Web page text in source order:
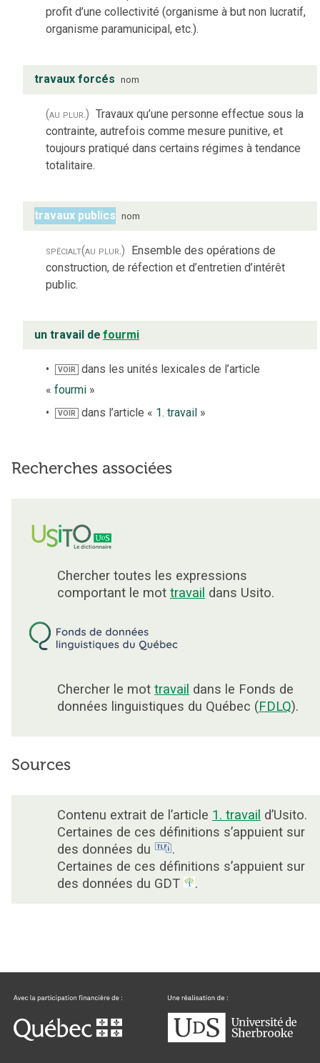
profit d’une collectivité (organisme à but non lucratif,
organisme paramunicipal, etc.).
travaux forcés nom
(au plur.) Travaux qu’une personne effectue sous la
contrainte, autrefois comme mesure punitive, et
toujours pratiqué dans certains régimes à tendance
totalitaire.
travaux publics nom
spécialt(au plur.)
Ensemble des opérations de
construction, de réfection et d’entretien d’intérêt
public.
un travail de fourmi
VOIR
dans les unités lexicales de l’article
« fourmi »
VOIR dans l’article « 1. travail »
Recherches associées
Chercher toutes les expressions
comportant le mot travail dans Usito.
Chercher le mot travail dans le Fonds de
données linguistiques du Québec (FDLQ).
Sources
Contenu extrait de l’article 1. travail d’Usito.
Certaines de ces définitions s’appuient sur
des données du
.
Certaines de ces définitions s’appuient sur
des données du GDT
.